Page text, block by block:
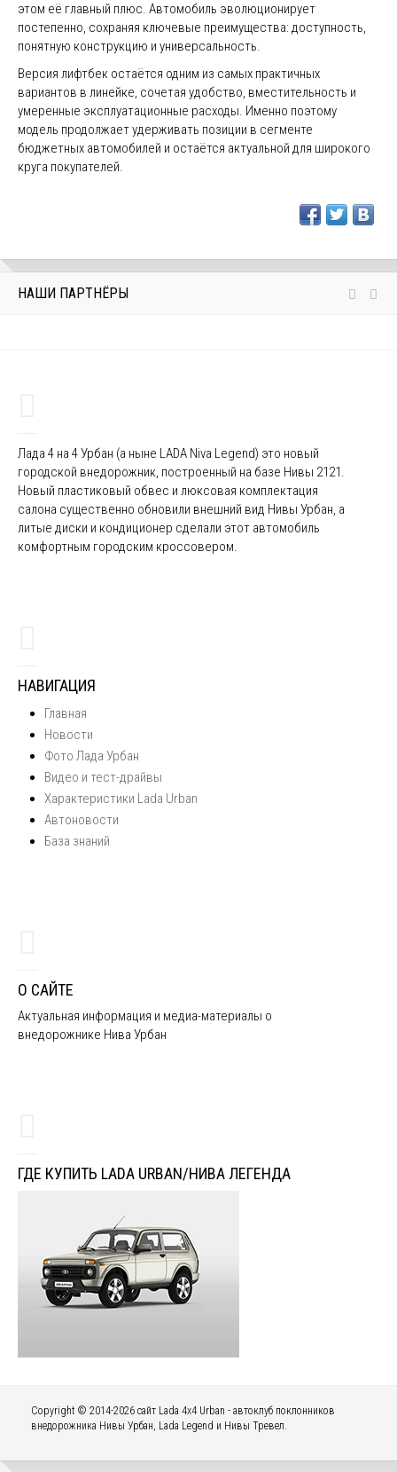
этом её главный плюс. Автомобиль эволюционирует
постепенно, сохраняя ключевые преимущества: доступность,
понятную конструкцию и универсальность.
Версия лифтбек остаётся одним из самых практичных
вариантов в линейке, сочетая удобство, вместительность и
умеренные эксплуатационные расходы. Именно поэтому
модель продолжает удерживать позиции в сегменте
бюджетных автомобилей и остаётся актуальной для широкого
круга покупателей.
НАШИ ПАРТНЁРЫ
Лада 4 на 4 Урбан (а ныне LADA Niva Legend) это новый
городской внедорожник, построенный на базе Нивы 2121.
Новый пластиковый обвес и люксовая комплектация
салона существенно обновили внешний вид Нивы Урбан, а
литые диски и кондиционер сделали этот автомобиль
комфортным городским кроссовером.
НАВИГАЦИЯ
Главная
Новости
Фото Лада Урбан
Видео и тест-драйвы
Характеристики Lada Urban
Автоновости
База знаний
О САЙТЕ
Актуальная информация и медиа-материалы о
внедорожнике Нива Урбан
ГДЕ КУПИТЬ LADA URBAN/НИВА ЛЕГЕНДА
Copyright © 2014-2026 сайт Lada 4x4 Urban - автоклуб поклонников
внедорожника Нивы Урбан, Lada Legend и Нивы Тревел.